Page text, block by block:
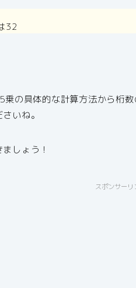
32
乗の具体的な計算方法から桁
いね。
しょう！
スポンサーリ